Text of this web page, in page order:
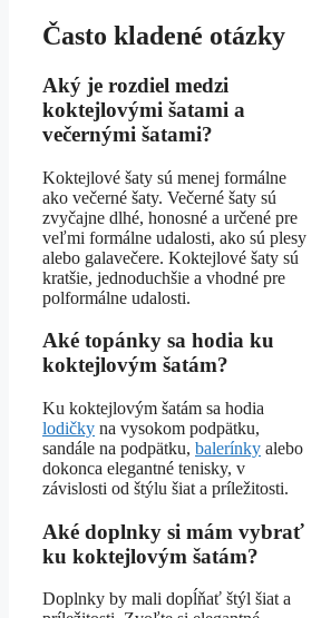
Často kladené otázky
Aký je rozdiel medzi
koktejlovými šatami a
večernými šatami?
Koktejlové šaty sú menej formálne
ako večerné šaty. Večerné šaty sú
zvyčajne dlhé, honosné a určené pre
veľmi formálne udalosti, ako sú plesy
alebo galavečere. Koktejlové šaty sú
kratšie, jednoduchšie a vhodné pre
polformálne udalosti.
Aké topánky sa hodia ku
koktejlovým šatám?
Ku koktejlovým šatám sa hodia
lodičky na vysokom podpätku,
sandále na podpätku, balerínky alebo
dokonca elegantné tenisky, v
závislosti od štýlu šiat a príležitosti.
Aké doplnky si mám vybrať
ku koktejlovým šatám?
Doplnky by mali dopĺňať štýl šiat a